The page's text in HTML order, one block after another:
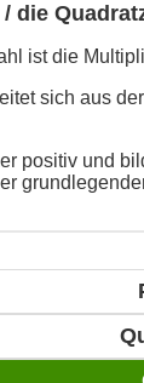
die
ist die
sich aus
positiv und